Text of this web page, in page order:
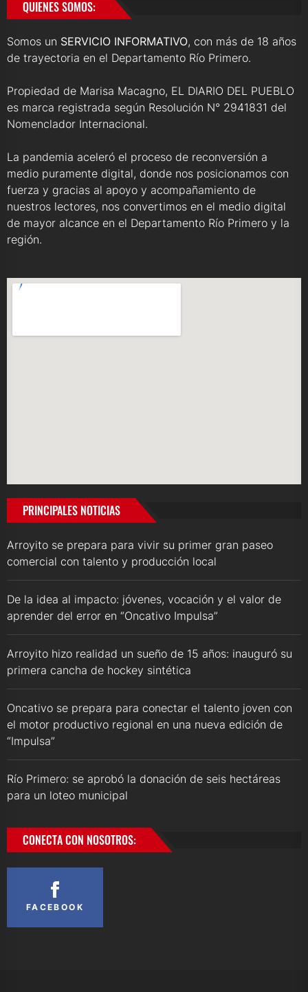
QUIENES SOMOS:
Somos un SERVICIO INFORMATIVO, con más de 18 años
de trayectoria en el Departamento Río Primero.
Propiedad de Marisa Macagno, EL DIARIO DEL PUEBLO
es marca registrada según Resolución N° 2941831 del
Nomenclador Internacional.
La pandemia aceleró el proceso de reconversión a
medio puramente digital, donde nos posicionamos con
fuerza y gracias al apoyo y acompañamiento de
nuestros lectores, nos convertimos en el medio digital
de mayor alcance en el Departamento Río Primero y la
región.
PRINCIPALES NOTICIAS
Arroyito se prepara para vivir su primer gran paseo
comercial con talento y producción local
De la idea al impacto: jóvenes, vocación y el valor de
aprender del error en “Oncativo Impulsa”
Arroyito hizo realidad un sueño de 15 años: inauguró su
primera cancha de hockey sintética
Oncativo se prepara para conectar el talento joven con
el motor productivo regional en una nueva edición de
“Impulsa”
Río Primero: se aprobó la donación de seis hectáreas
para un loteo municipal
CONECTA CON NOSOTROS:
FACEBOOK